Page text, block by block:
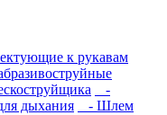
к рукавам
-
дыхания
- Шлем